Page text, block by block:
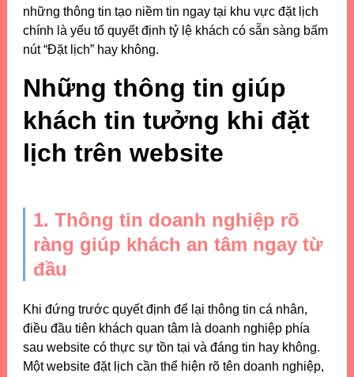
những thông tin tạo niềm tin ngay tại khu vực đặt lịch
chính là yếu tố quyết định tỷ lệ khách có sẵn sàng bấm
nút “Đặt lịch” hay không.
Những thông tin giúp
khách tin tưởng khi đặt
lịch trên website
1. Thông tin doanh nghiệp rõ
ràng giúp khách an tâm ngay từ
đầu
Khi đứng trước quyết định để lại thông tin cá nhân,
điều đầu tiên khách quan tâm là doanh nghiệp phía
sau website có thực sự tồn tại và đáng tin hay không.
Một website đặt lịch cần thể hiện rõ tên doanh nghiệp,